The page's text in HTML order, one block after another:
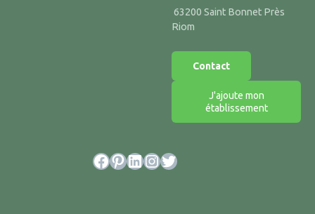
63200 Saint Bonnet Près
Riom
Contact
J'ajoute mon
établissement
Facebook Pinterest LinkedIn InstagramTwitter